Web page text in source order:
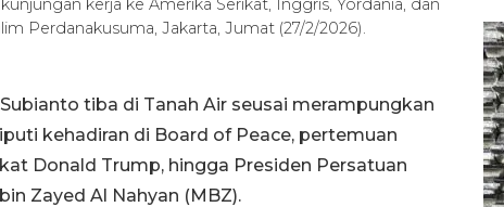
kerja ke Amerika Serikat, Inggris, Yordania, dan
Perdanakusuma, Jakarta, Jumat (27/2/2026).
tiba di Tanah Air seusai merampungkan
kehadiran di Board of Peace, pertemuan
Donald Trump, hingga Presiden Persatuan
Zayed Al Nahyan (MBZ).